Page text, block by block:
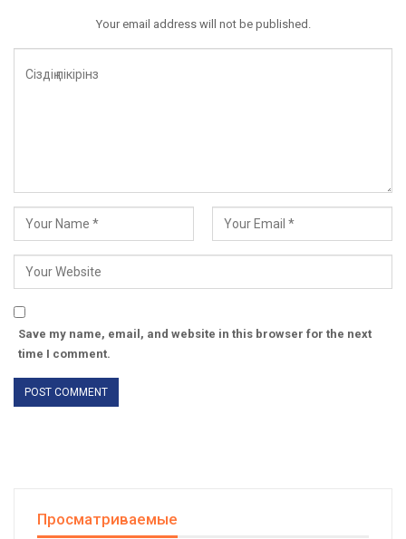
Your email address will not be published.
Save my name, email, and website in this browser for the next
time I comment.
Просматриваемые